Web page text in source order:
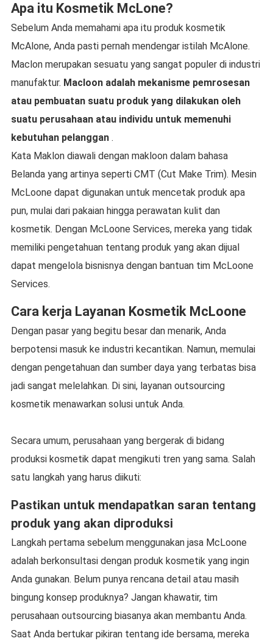
Apa itu Kosmetik McLone?
Sebelum Anda memahami apa itu produk kosmetik
McAlone, Anda pasti pernah mendengar istilah McAlone.
Maclon merupakan sesuatu yang sangat populer di industri
manufaktur. Macloon adalah mekanisme pemrosesan
atau pembuatan suatu produk yang dilakukan oleh
suatu perusahaan atau individu untuk memenuhi
kebutuhan pelanggan.
Kata Maklon diawali dengan makloon dalam bahasa
Belanda yang artinya seperti CMT (Cut Make Trim). Mesin
McLoone dapat digunakan untuk mencetak produk apa
pun, mulai dari pakaian hingga perawatan kulit dan
kosmetik. Dengan McLoone Services, mereka yang tidak
memiliki pengetahuan tentang produk yang akan dijual
dapat mengelola bisnisnya dengan bantuan tim McLoone
Services.
Cara kerja Layanan Kosmetik McLoone
Dengan pasar yang begitu besar dan menarik, Anda
berpotensi masuk ke industri kecantikan. Namun, memulai
dengan pengetahuan dan sumber daya yang terbatas bisa
jadi sangat melelahkan. Di sini, layanan outsourcing
kosmetik menawarkan solusi untuk Anda.
Secara umum, perusahaan yang bergerak di bidang
produksi kosmetik dapat mengikuti tren yang sama. Salah
satu langkah yang harus diikuti:
Pastikan untuk mendapatkan saran tentang
produk yang akan diproduksi
Langkah pertama sebelum menggunakan jasa McLoone
adalah berkonsultasi dengan produk kosmetik yang ingin
Anda gunakan. Belum punya rencana detail atau masih
bingung konsep produknya? Jangan khawatir, tim
perusahaan outsourcing biasanya akan membantu Anda.
Saat Anda bertukar pikiran tentang ide bersama, mereka